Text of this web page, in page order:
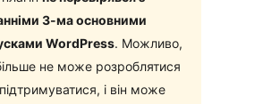
3-ма основними
WordPress. Можливо,
не може розроблятися
і він може